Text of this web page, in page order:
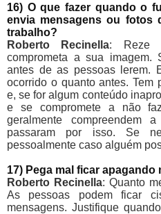
16) O que fazer quando o
envia mensagens ou fotos
trabalho?
Roberto Recinella: Reze
comprometa a sua imagem.
antes de as pessoas lerem.
ocorrido o quanto antes. Tem
e, se for algum conteúdo
e se compromete a não
geralmente compreendem
passaram por isso. Se
pessoalmente caso alguém
17) Pega mal ficar apagando
Roberto Recinella: Quanto
As pessoas podem ficar
mensagens. Justifique